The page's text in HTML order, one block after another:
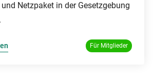
und Netzpaket in der Gesetzgebung
Für Mitglieder